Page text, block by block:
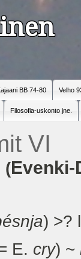
BB 74-80 Velho
Filosofia-uskonto jne.
VI
(Evenki-
) >?
E. cry) ~